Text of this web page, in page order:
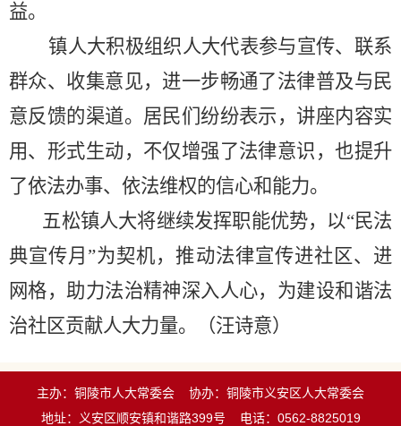
益。
镇人大积极组织人大代表参与宣传、联系
群众、收集意见，进一步畅通了法律普及与民
意反馈的渠道。居民们纷纷表示，讲座内容实
用、形式生动，不仅增强了法律意识，也提升
了依法办事、依法维权的信心和能力。
五松镇人大将继续发挥职能优势，以“民法
典宣传月”为契机，推动法律宣传进社区、进
网格，助力法治精神深入人心，为建设和谐法
治社区贡献人大力量。
（汪诗意）
主办：铜陵市人大常委会
协办：铜陵市义安区人大常委会
地址：义安区顺安镇和谐路399号
电话：0562-8825019